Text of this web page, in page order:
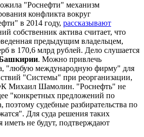
"Роснефти" механизм
конфликта вокруг
в 2014 году, рассказывают
собственник актива считает, что
предыдущим владельцем,
в 170,6 млрд рублей. Дело слушается
. Можно привлечь
"любую международную фирму" для
"Системы" при реорганизации,
Михаил Шамолин. "Роснефть" не
"конкретных предложений по
поэтому судебные разбирательства по
Для суда решения таких
иметь не будут, подтверждают